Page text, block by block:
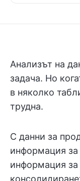
Анализът на
задача. Но
в няколко
трудна.
С данни за
информация за
информация за